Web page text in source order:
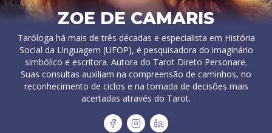
ZOE DE CAMARIS
Taróloga há mais de três décadas e especialista em História
Social da Linguagem (UFOP), é pesquisadora do imaginário
simbólico e escritora. Autora do Tarot Direto Personare.
Suas consultas auxiliam na compreensão de caminhos, no
reconhecimento de ciclos e na tomada de decisões mais
acertadas através do Tarot.